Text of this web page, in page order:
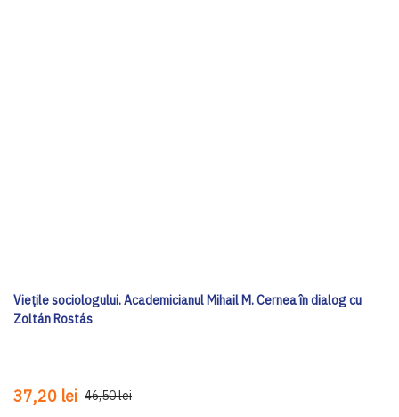
Viețile sociologului. Academicianul Mihail M. Cernea în dialog cu
Zoltán Rostás
37,20 lei 46,50 lei